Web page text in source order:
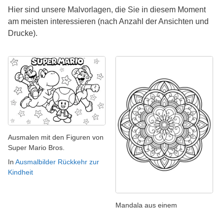
Hier sind unsere Malvorlagen, die Sie in diesem Moment
am meisten interessieren (nach Anzahl der Ansichten und
Drucke).
Ausmalen mit den Figuren von
Super Mario Bros.
In Ausmalbilder Rückkehr zur
Kindheit
Mandala aus einem